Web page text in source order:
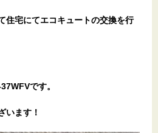
住宅にてエコキュートの交換を行
です。
います！